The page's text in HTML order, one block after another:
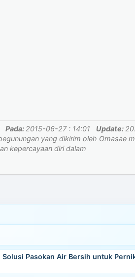
Pada: 2015-06-27 : 14:01 Update:
yang dikirim oleh Omasae
kepercayaan diri dalam
Pasokan Air Bersih untuk